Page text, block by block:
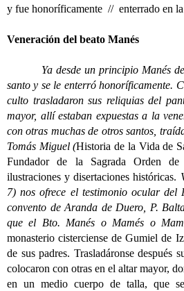
y fue honoríficamente // enterrado en
Veneración del beato Manés
Ya desde un principio Manés de
santo y se le enterró honoríficamente.
culto trasladaron sus reliquias del
mayor, allí estaban expuestas a la
con otras muchas de otros santos,
Tomás Miguel (Historia de la Vida de
Fundador de la Sagrada Orden de
ilustraciones y disertaciones históricas.
7) nos ofrece el testimonio ocular
convento de Aranda de Duero, P.
que el Bto. Manés o Mamés o
monasterio cisterciense de Gumiel de
de sus padres. Trasladáronse después
colocaron con otras en el altar mayor,
en un medio cuerpo de talla, que